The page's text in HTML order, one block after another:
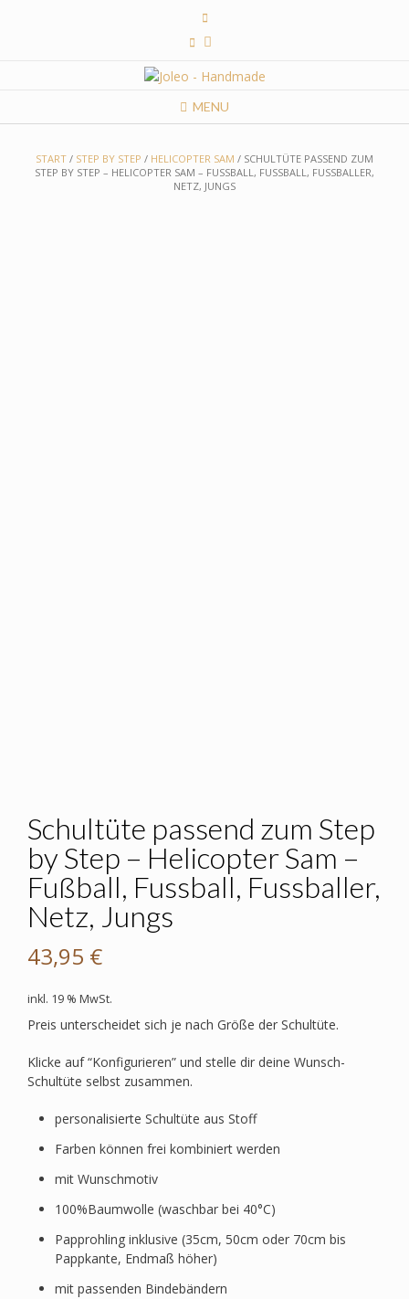
MENU
START / STEP BY STEP / HELICOPTER SAM / SCHULTÜTE PASSEND ZUM
STEP BY STEP – HELICOPTER SAM – FUSSBALL, FUSSBALL, FUSSBALLER, N
ETZ, JUNGS
Schultüte passend zum Step
by Step – Helicopter Sam –
Fußball, Fussball, Fussballer,
Netz, Jungs
43,95 €
inkl. 19 % MwSt.
Preis unterscheidet sich je nach Größe der Schultüte.
Klicke auf “Konfigurieren” und stelle dir deine Wunsch-
Schultüte selbst zusammen.
personalisierte Schultüte aus Stoff
Farben können frei kombiniert werden
mit Wunschmotiv
100%Baumwolle (waschbar bei 40°C)
Papprohling inklusive (35cm, 50cm oder 70cm bis
Pappkante, Endmaß höher)
mit passenden Bindebändern